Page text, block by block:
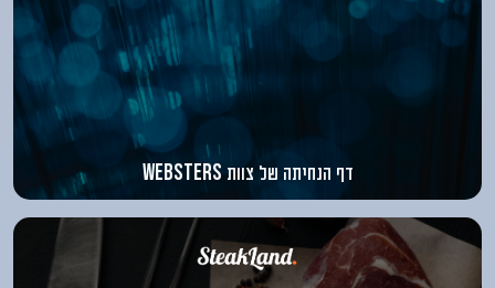
דף הנחיתה של צוותwebsters